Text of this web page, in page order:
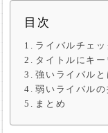
目次
ライバルチェ
タイトルにキ
強いライバル
弱いライバルの
まとめ